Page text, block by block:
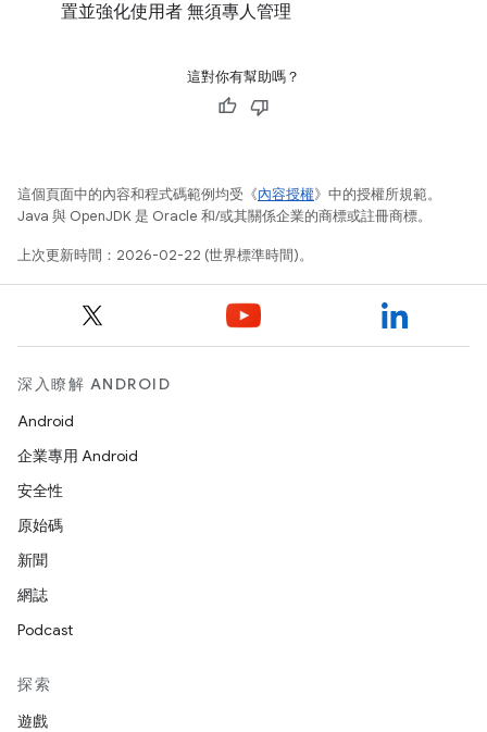
置並強化使用者 無須專人管理
這對你有幫助嗎？
這個頁面中的內容和程式碼範例均受《內容授權》中的授權所規範。
Java 與 OpenJDK 是 Oracle 和/或其關係企業的商標或註冊商標。
上次更新時間：2026-02-22 (世界標準時間)。
深入瞭解 ANDROID
Android
企業專用 Android
安全性
原始碼
新聞
網誌
Podcast
探索
遊戲